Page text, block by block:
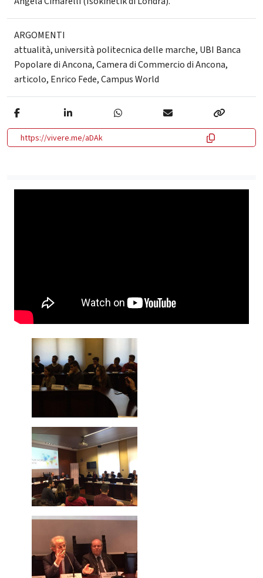
ARGOMENTI
attualità,università politecnica delle marche, UBI Banca
Popolare di Ancona,Camera di Commercio di Ancona,
articolo, Enrico Fede,Campus World
https://vivere.me/aDAk